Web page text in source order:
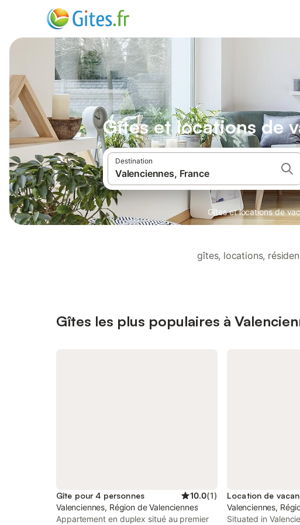
Gîtes et locations de
Destination
Gîtes et locations de
gîtes, locations,
Gîtes les plus populaires à
Gîte pour 4 personnes 10.0(1)
Valenciennes, Région de Valenciennes
Appartement en duplex situé au premier
Valenciennes,
Situated in